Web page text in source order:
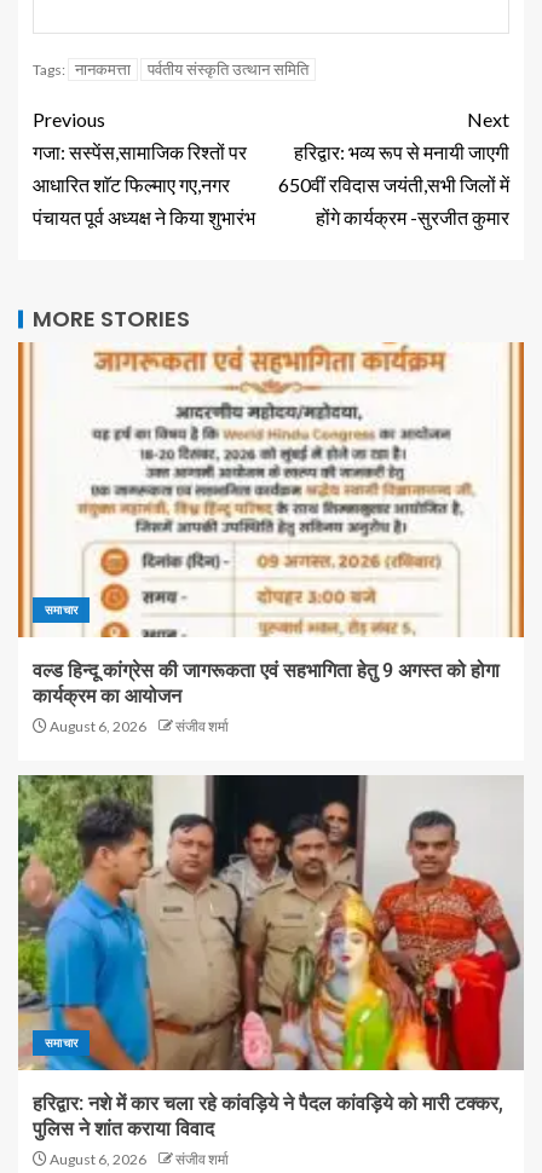
Tags: नानकमत्ता पर्वतीय संस्कृति उत्थान समिति
Previous
गजा: सस्पेंस,सामाजिक रिश्तों पर
आधारित शाॅट फिल्माए गए,नगर
पंचायत पूर्व अध्यक्ष ने किया शुभारंभ
Next
हरिद्वार: भव्य रूप से मनायी जाएगी
650वीं रविदास जयंती,सभी जिलों में
होंगे कार्यक्रम -सुरजीत कुमार
MORE STORIES
समाचार
वल्ड हिन्दू कांग्रेस की जागरूकता एवं सहभागिता हेतु 9 अगस्त को होगा
कार्यक्रम का आयोजन
August 6, 2026 संजीव शर्मा
समाचार
हरिद्वार: नशे में कार चला रहे कांवड़िये ने पैदल कांवड़िये को मारी टक्कर,
पुलिस ने शांत कराया विवाद
August 6, 2026 संजीव शर्मा